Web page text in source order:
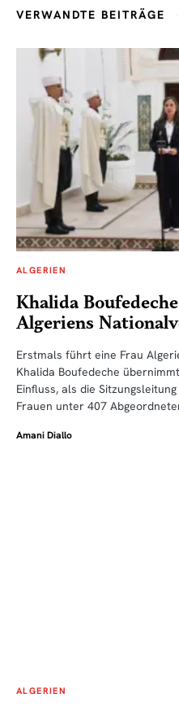
VERWANDTE BEITRÄGE
ALGERIEN
Khalida
Algeriens
Erstmals führt eine Frau
Khalida Boufedeche
Einfluss, als die
Frauen unter 407
Amani Diallo
ALGERIEN